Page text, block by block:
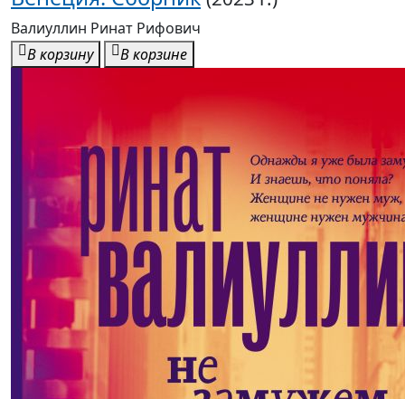
Валиуллин Ринат Рифович
В корзину
В корзине